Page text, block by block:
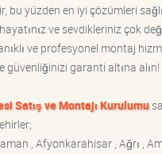
bu yüzden en iyi çözümleri
ve sevdikleriniz çok
ve profesyonel montaj
güvenliğinizi garanti altına alın!
Satış ve Montajı Kurulumu
, Afyonkarahisar , Ağrı ,